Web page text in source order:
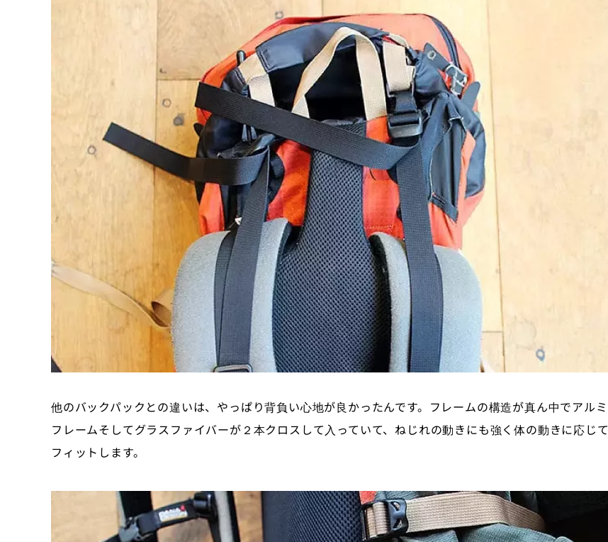
他のバックパックとの違いは、やっぱり背負い心地が良かったんです。フレームの構造が真ん中でアルミ
フレームそしてグラスファイバーが２本クロスして入っていて、ねじれの動きにも強く体の動きに応じて
フィットします。